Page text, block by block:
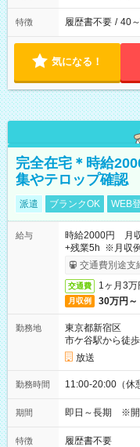
特徴 履歴書不要 / 40
気になる！
完全在宅＊時給
集やテロップ確認
派遣 ブランクOK WEB
給与
時給2000円 月
+残業5h ※月収
取りサービス利
交通費別途支
交通費 1ヶ月3
月収例 30万円～
勤務地
東京都新宿区
市ケ谷駅から徒
放送
勤務時間 11:00-20:00（休
期間 即日～長期 ※開
特徴 履歴書不要